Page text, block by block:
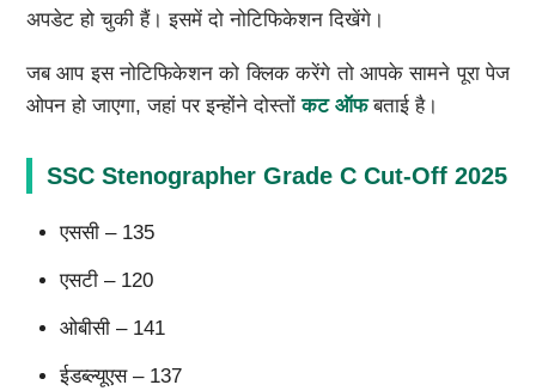
अपडेट हो चुकी हैं। इसमें दो नोटिफिकेशन दिखेंगे।
जब आप इस नोटिफिकेशन को क्लिक करेंगे तो आपके सामने पूरा पेज
ओपन हो जाएगा, जहां पर इन्होंने दोस्तोंकट ऑफबताई है।
SSC Stenographer Grade C Cut-Off 2025
एससी – 135
एसटी – 120
ओबीसी – 141
ईडब्ल्यूएस – 137